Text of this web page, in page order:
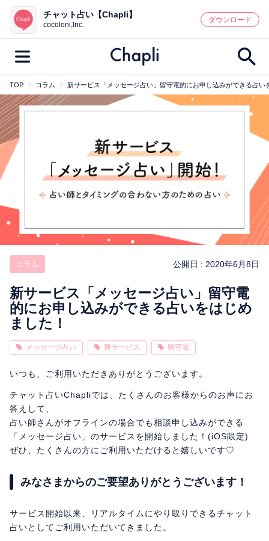
鑑定記事・占い師検索
最新記事一覧
カテゴリー別
鑑定 占い師 キャンペーン
今週の運勢 彼氏 片思い 結婚
相性
チャット占い【Chapli】
cocoloni,Inc.
ダウンロード
TOP コラム 新サービス「メッセージ占い」留守電的にお申し込みができる占い
コラム 公開日 : 2020年6月8日
新サービス「メッセージ占い」留守電
的にお申し込みができる占いをはじめ
ました！
メッセージ占い 新サービス 留守電
いつも、ご利用いただきありがとうございます。
チャット占いChapliでは、たくさんのお客様からのお声にお
答えして、
占い師さんがオフラインの場合でも相談申し込みができる
「メッセージ占い」のサービスを開始しました！(iOS限定)
ぜひ、たくさんの方にご利用いただけると嬉しいです♡
みなさまからのご要望ありがとうございます！
サービス開始以来、リアルタイムにやり取りできるチャット
占いとしてご利用いただいてきました。